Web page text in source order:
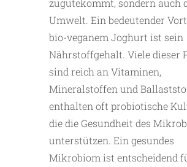
zugutekommt, sondern auch
Umwelt. Ein bedeutender
bio-veganem Joghurt ist sein
Nährstoffgehalt. Viele dieser
sind reich an Vitaminen,
Mineralstoffen und
enthalten oft probiotische
die die Gesundheit des
unterstützen. Ein gesundes
Mikrobiom ist entscheidend